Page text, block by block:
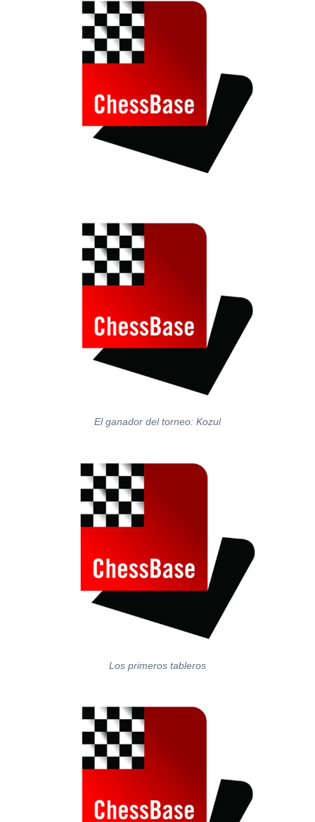
El ganador del torneo: Kozul
Los primeros tableros